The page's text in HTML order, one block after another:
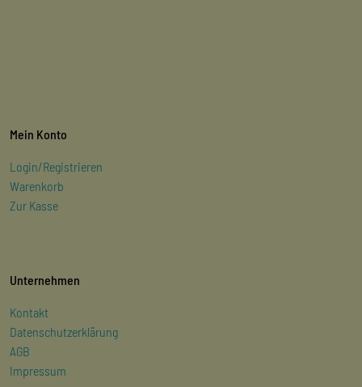
Mein Konto
Login/Registrieren
Warenkorb
Zur Kasse
Unternehmen
Kontakt
Datenschutzerklärung
AGB
Impressum